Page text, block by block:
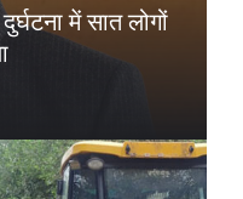
में सात लोगों